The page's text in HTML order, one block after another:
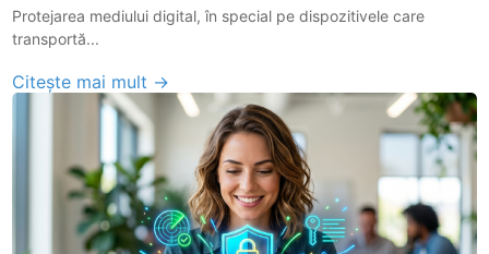
Protejarea mediului digital, în special pe dispozitivele care
transportă...
Citește mai mult →